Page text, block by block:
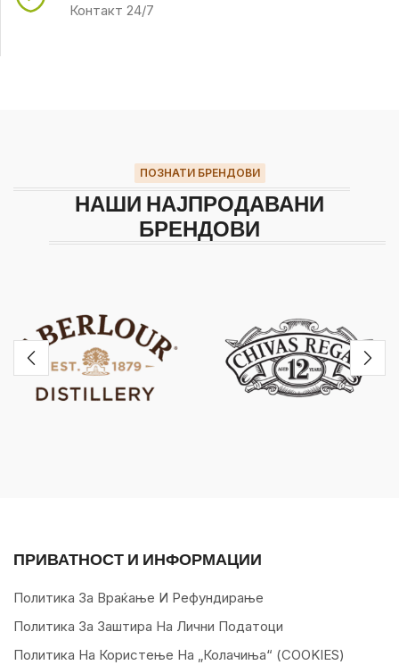
Контакт 24/7
ПОЗНАТИ БРЕНДОВИ
НАШИ НАЈПРОДАВАНИ
БРЕНДОВИ
ПРИВАТНОСТ И ИНФОРМАЦИИ
Политика За Враќање И Рефундирање
Политика За Заштира На Лични Податоци
Политика На Користење На „колачиња“ (COOKIES)